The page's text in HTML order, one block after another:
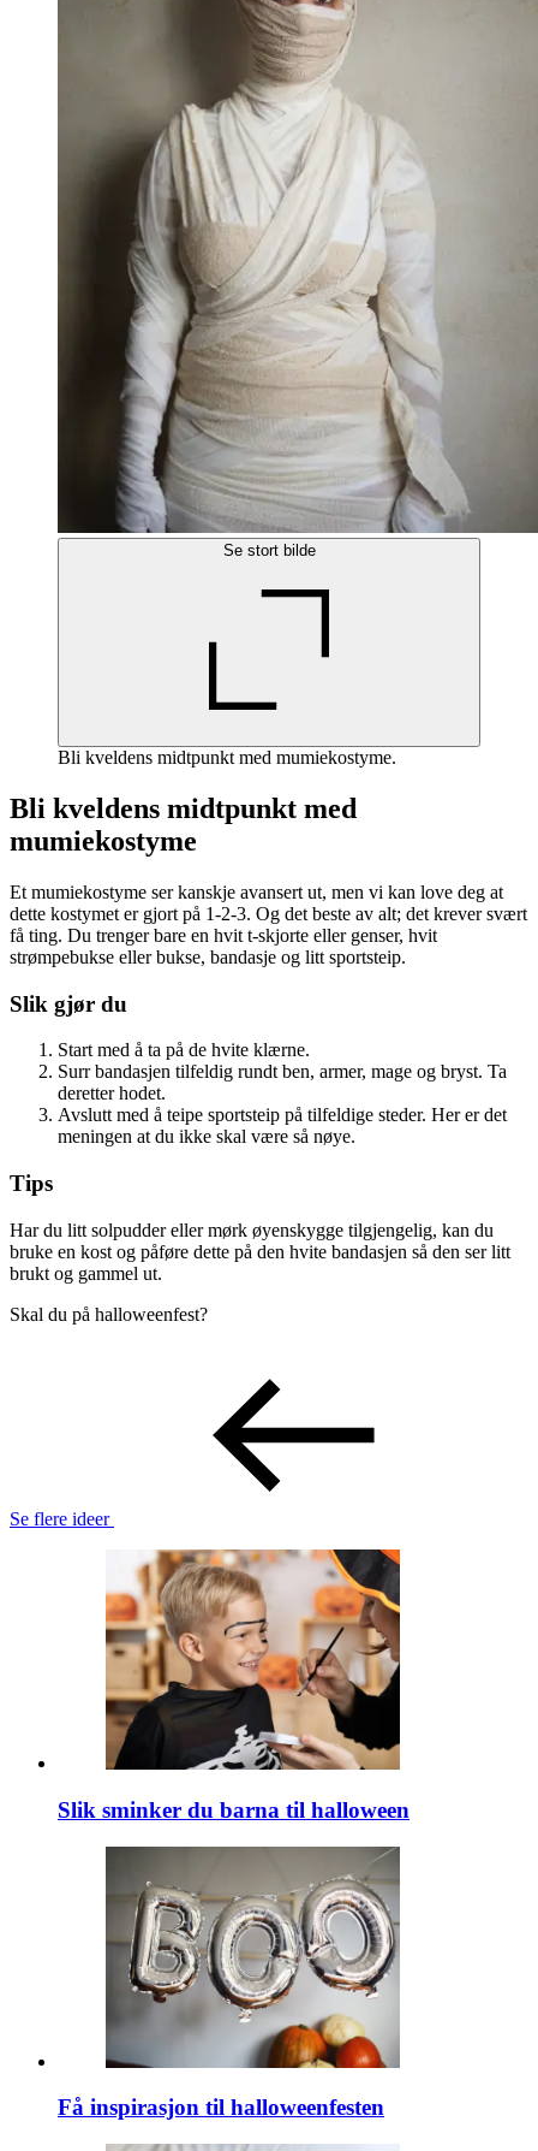
Se stort bilde
Bli kveldens midtpunkt med mumiekostyme.
Bli kveldens midtpunkt med
mumiekostyme
Et mumiekostyme ser kanskje avansert ut, men vi kan love deg at
dette kostymet er gjort på 1-2-3. Og det beste av alt; det krever svært
få ting. Du trenger bare en hvit t-skjorte eller genser, hvit
strømpebukse eller bukse, bandasje og litt sportsteip.
Slik gjør du
Start med å ta på de hvite klærne.
Surr bandasjen tilfeldig rundt ben, armer, mage og bryst. Ta
deretter hodet.
Avslutt med å teipe sportsteip på tilfeldige steder. Her er det
meningen at du ikke skal være så nøye.
Tips
Har du litt solpudder eller mørk øyenskygge tilgjengelig, kan du
bruke en kost og påføre dette på den hvite bandasjen så den ser litt
brukt og gammel ut.
Skal du på halloweenfest?
Se flere ideer
Slik sminker du barna til halloween
Få inspirasjon til halloweenfesten